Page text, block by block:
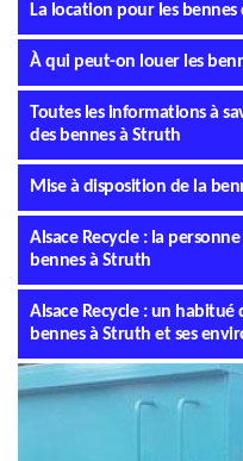
La location pour les bennes
À qui peut-on louer les
Toutes les informations à
des bennes à Struth
Mise à disposition de la
Alsace Recycle : la
bennes à Struth
Alsace Recycle : un habitué
bennes à Struth et ses